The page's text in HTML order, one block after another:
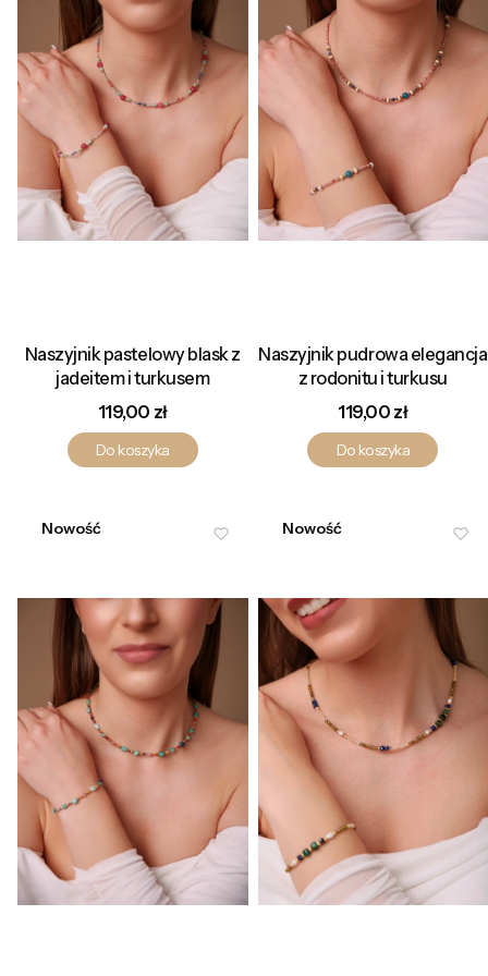
Naszyjnik pastelowy blask z
jadeitem i turkusem
Cena
119,00 zł
Do koszyka
Naszyjnik pudrowa elegancja
z rodonitu i turkusu
Cena
119,00 zł
Do koszyka
Nowość Nowość